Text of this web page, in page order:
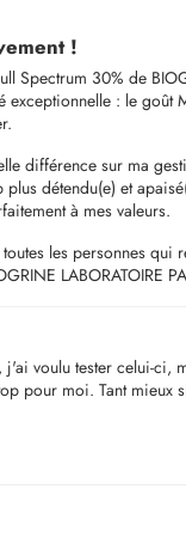
!
Spectrum 30% de
: le goût
différence sur ma
détendu(e) et
à mes valeurs.
les personnes
LABORATOIRE
voulu tester celui-
pour moi. Tant mieux